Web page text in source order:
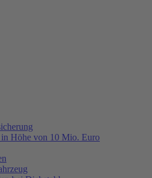
Höhe von 10 Mio. Euro